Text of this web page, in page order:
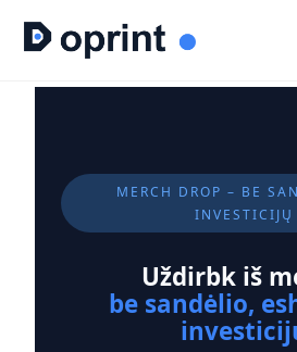
MERCH DROP – BE
INVESTICIJŲ
Uždirbk iš
be sandėlio,